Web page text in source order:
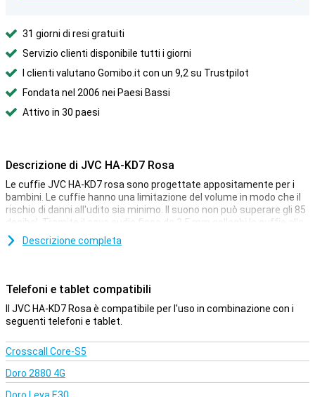
31 giorni di resi gratuiti
Servizio clienti disponibile tutti i giorni
I clienti valutano Gomibo.it con un 9,2 su Trustpilot
Fondata nel 2006 nei Paesi Bassi
Attivo in 30 paesi
Descrizione di JVC HA-KD7 Rosa
Le cuffie JVC HA-KD7 rosa sono progettate appositamente per i
bambini. Le cuffie hanno una limitazione del volume in modo che il
rischio di danni all'udito sia minimo. Il suono non può superare gli 85
decibel. Tramite il cavo audio fisso da 3,5 mm colleghi le cuffie alla
porta o all'adattatore da 3,5 mm del tuo telefono o tablet.
viaggio o a casa, senza che tu sia disturbato dal suono. Il tuo
bambino può decorare i padiglioni con gli adesivi in dotazione.
Descrizione completa
Telefoni e tablet compatibili
Il JVC HA-KD7 Rosa è compatibile per l'uso in combinazione con i
seguenti telefoni e tablet.
Crosscall Core-S5
Doro 2880 4G